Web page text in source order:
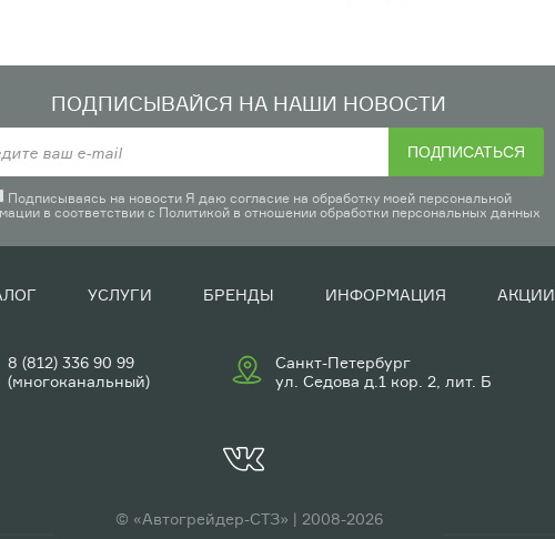
ПОДПИСЫВАЙСЯ НА НАШИ НОВОСТИ
ПОДПИСАТЬСЯ
Подписываясь на новости Я даю согласие на обработку моей персональной
в соответствии с Политикой в отношении обработки персональных данных
УСЛУГИ БРЕНДЫ ИНФОРМАЦИЯ АКЦИИ
8 (812) 336 90 99
(многоканальный)
Санкт-Петербург
ул. Седова д.1 кор. 2, лит. Б
© «Автогрейдер-СТЗ» | 2008-2026